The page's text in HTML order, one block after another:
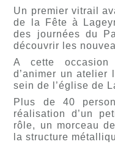
Un premier vitrail
de la Fête à
des journées du
découvrir les
A cette
d’animer un atelier
sein de l’église de
Plus de 40
réalisation d’un
rôle, un morceau
la structure